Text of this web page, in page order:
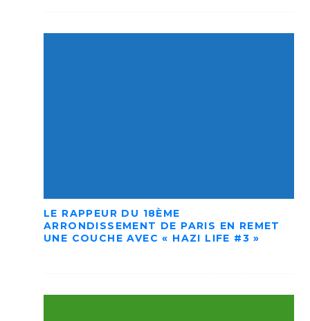
LE RAPPEUR DU 18ÈME
ARRONDISSEMENT DE PARIS EN REMET
UNE COUCHE AVEC « HAZI LIFE #3 »